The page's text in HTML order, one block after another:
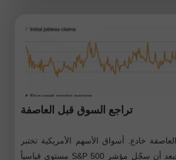
تراجع السوق قبل العاصفة
خادع. أسواق الأسهم الأمريكية تختبر
هذا الأمر مباشرة؛ فبعد أن سجّل مؤشر S&P 500 مستوى قياسياً